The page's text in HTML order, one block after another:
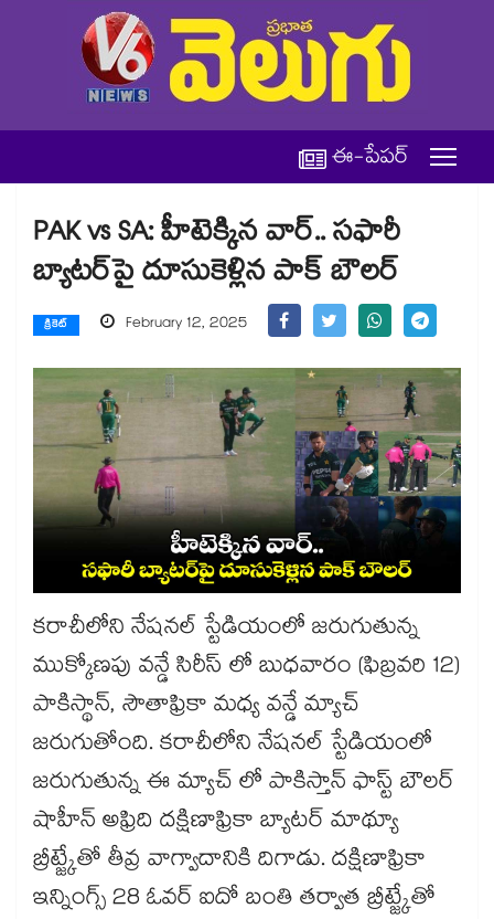
ఈ-పేపర్
PAK vs SA: హీటెక్కిన వార్.. సఫారీ
బ్యాటర్‌పై దూసుకెళ్లిన పాక్ బౌలర్
క్రికెట్ February 12, 2025
కరాచీలోని నేషనల్ స్టేడియంలో జరుగుతున్న
ముక్కోణపు వన్డే సిరీస్ లో బుధవారం (ఫిబ్రవరి 12)
పాకిస్థాన్, సౌతాఫ్రికా మధ్య వన్డే మ్యాచ్
జరుగుతోంది. కరాచీలోని నేషనల్ స్టేడియంలో
జరుగుతున్న ఈ మ్యాచ్ లో పాకిస్తాన్ ఫాస్ట్ బౌలర్
షాహీన్ అఫ్రిది దక్షిణాఫ్రికా బ్యాటర్ మాథ్యూ
బ్రీట్జ్కేతో తీవ్ర వాగ్వాదానికి దిగాడు. దక్షిణాఫ్రికా
ఇన్నింగ్స్ 28 ఓవర్ ఐదో బంతి తర్వాత బ్రీట్జ్కేతో